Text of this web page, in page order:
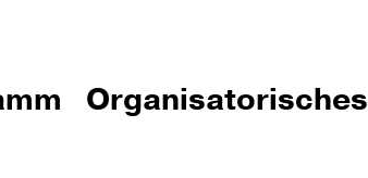
Organisatorisches